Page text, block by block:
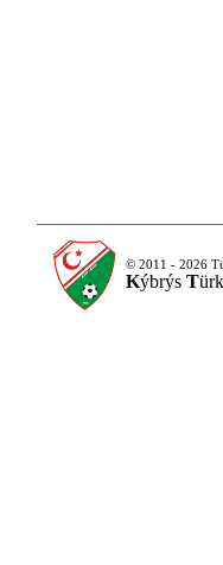
© 2011 - 2026
Kýbrýs Türk